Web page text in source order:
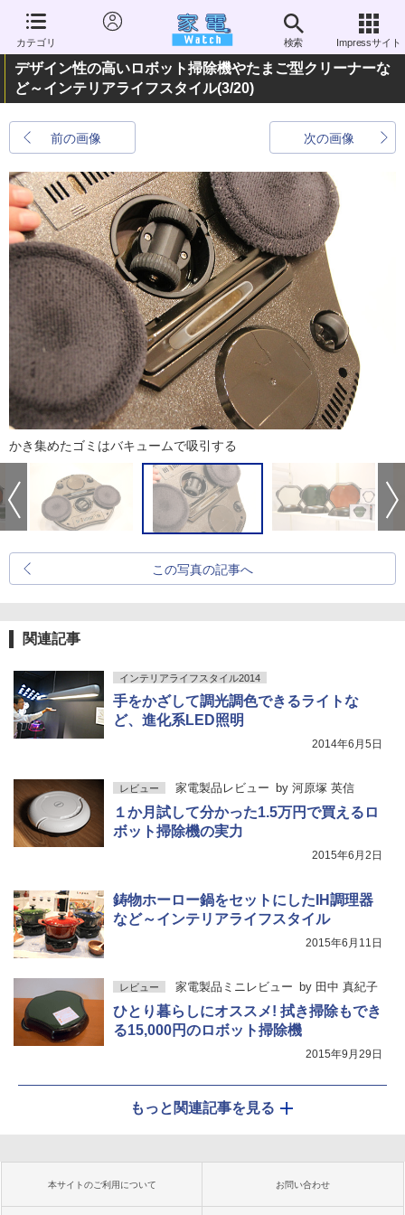
カテゴリ 検索 Impressサイト
デザイン性の高いロボット掃除機やたまご型クリーナーな
ど～インテリアライフスタイル(3/20)
前の画像 次の画像
かき集めたゴミはバキュームで吸引する
この写真の記事へ
関連記事
インテリアライフスタイル2014
手をかざして調光調色できるライトな
ど、進化系LED照明
2014年6月5日
レビュー 家電製品レビュー by 河原塚 英信
１か月試して分かった1.5万円で買えるロ
ボット掃除機の実力
2015年6月2日
鋳物ホーロー鍋をセットにしたIH調理器
など～インテリアライフスタイル
2015年6月11日
レビュー 家電製品ミニレビュー by 田中 真紀子
ひとり暮らしにオススメ! 拭き掃除もでき
る15,000円のロボット掃除機
2015年9月29日
もっと関連記事を見る
本サイトのご利用について お問い合わせ